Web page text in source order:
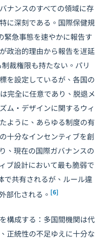
ナンスのすべての領域に存
に深刻である。国際保健規
緊急事態を速やかに報告す
政治的理由から報告を遅延
裁権限も持たない。パリ
を設定しているが、各国の
完全に任意であり、脱退メ
ム・デザインに関するウィ
ように、あらゆる制度の有
十分なインセンティブを創
、現在の国際ガバナンスの
ブ設計において最も脆弱で
共有されるが、ルール違
部化される。 [6]
構成する：多国間機関は代
正統性の不足ゆえに十分な